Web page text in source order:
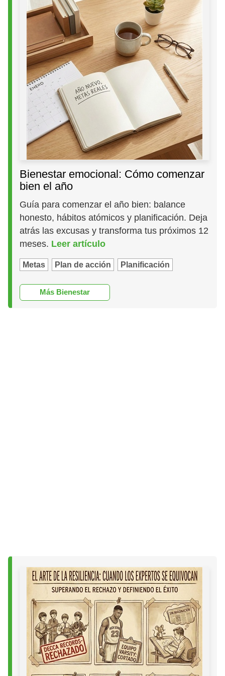
Bienestar emocional: Cómo comenzar
bien el año
Guía para comenzar el año bien: balance
honesto, hábitos atómicos y planificación. Deja
atrás las excusas y transforma tus próximos 12
meses. Leer artículo
Metas Plan de acción Planificación
Más Bienestar